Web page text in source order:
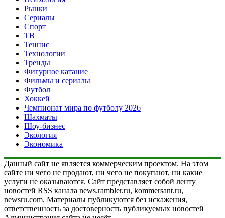
Рынки
Сериалы
Спорт
ТВ
Теннис
Технологии
Тренды
Фигурное катание
Фильмы и сериалы
Футбол
Хоккей
Чемпионат мира по футболу 2026
Шахматы
Шоу-бизнес
Экология
Экономика
Данный сайт не является коммерческим проектом. На этом
сайте ни чего не продают, ни чего не покупают, ни какие
услуги не оказываются. Сайт представляет собой ленту
новостей RSS канала news.rambler.ru, kommersant.ru,
newsru.com. Материалы публикуются без искажения,
ответственность за достоверность публикуемых новостей